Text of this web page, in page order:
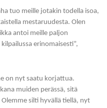
tuo meille jotakin todella isoa,
mestaruudesta. Olen
antoi meille paljon
erinomaisesti”,
on nyt saatu korjattua.
muiden perässä, sitä
silti hyvällä tiellä, nyt